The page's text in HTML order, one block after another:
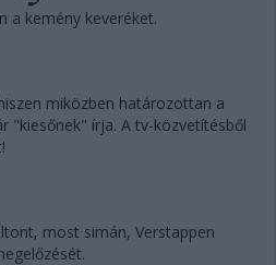
a kemény keveréket.
miközben határozottan a
"kiesőnek" írja. A tv-közvetítésből
most simán, Verstappen